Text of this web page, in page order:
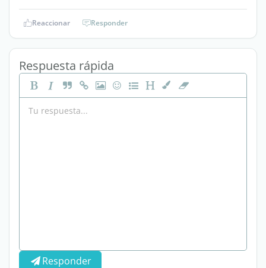
Reaccionar Responder
Respuesta rápida
Responder